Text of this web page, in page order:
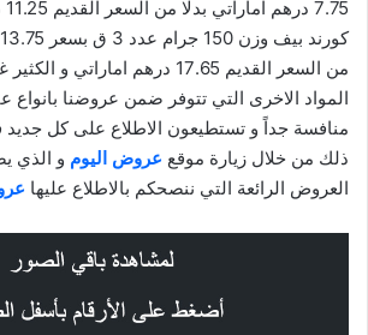
من السعر القديم 17.65 درهم
المواد الاخرى التي تتوفر ضمن عروضنا بانواع
منافسة جداً و تستطيعون الاطلاع على كل
ذلك من خلال زيارة موقع عروض اليوم و الذي
العروض الرائعة التي ننصحكم بالاطلاع عليها